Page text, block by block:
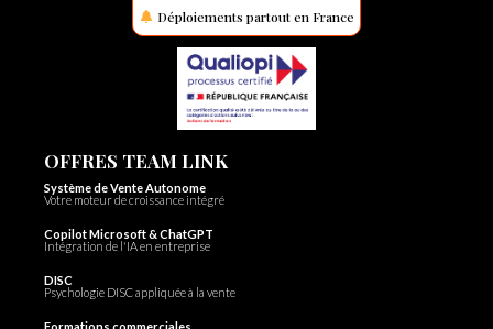
Déploiements partout en France
OFFRES TEAM LINK
Système de Vente Autonome
Votre moteur de croissance intégré
Copilot Microsoft & ChatGPT
Intégration de l'IA en entreprise
DISC
Psychologie DISC appliquée à la vente